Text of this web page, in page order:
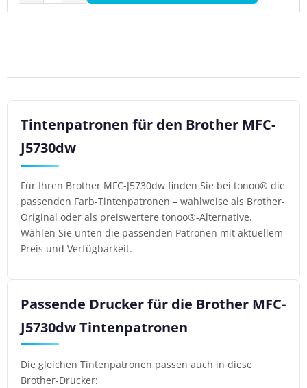
Tintenpatronen für den Brother MFC-
J5730dw
Für Ihren Brother MFC-J5730dw finden Sie bei tonoo® die
passenden Farb-Tintenpatronen – wahlweise als Brother-
Original oder als preiswertere tonoo®-Alternative.
Wählen Sie unten die passenden Patronen mit aktuellem
Preis und Verfügbarkeit.
Passende Drucker für die Brother MFC-
J5730dw Tintenpatronen
Die gleichen Tintenpatronen passen auch in diese
Brother-Drucker: